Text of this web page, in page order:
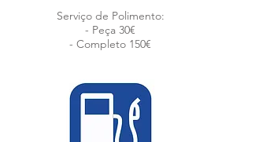
Serviço de Polimento:
- Peça 30€
- Completo 150€